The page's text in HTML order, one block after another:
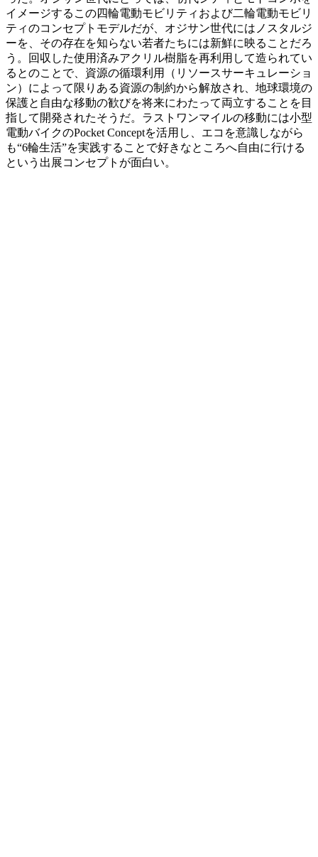
イメージするこの四輪電動モビリティおよび二輪電動モビリ
ティのコンセプトモデルだが、オジサン世代にはノスタルジ
ーを、その存在を知らない若者たちには新鮮に映ることだろ
う。回収した使用済みアクリル樹脂を再利用して造られてい
るとのことで、資源の循環利用（リソースサーキュレーショ
ン）によって限りある資源の制約から解放され、地球環境の
保護と自由な移動の歓びを将来にわたって両立することを目
指して開発されたそうだ。ラストワンマイルの移動には小型
電動バイクのPocket Conceptを活用し、エコを意識しながら
も“6輪生活”を実践することで好きなところへ自由に行ける
という出展コンセプトが面白い。